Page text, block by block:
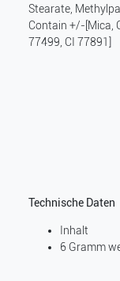
Stearate,
Contain +/-[Mica,
77499, CI 77891]
Technische Daten
Inhalt
6 Gramm